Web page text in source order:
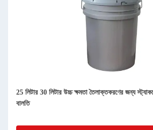
25 লিটার 30 লিটার উচ্চ ক্ষমতা তৈলাক্তকরণের জন্য
বালতি